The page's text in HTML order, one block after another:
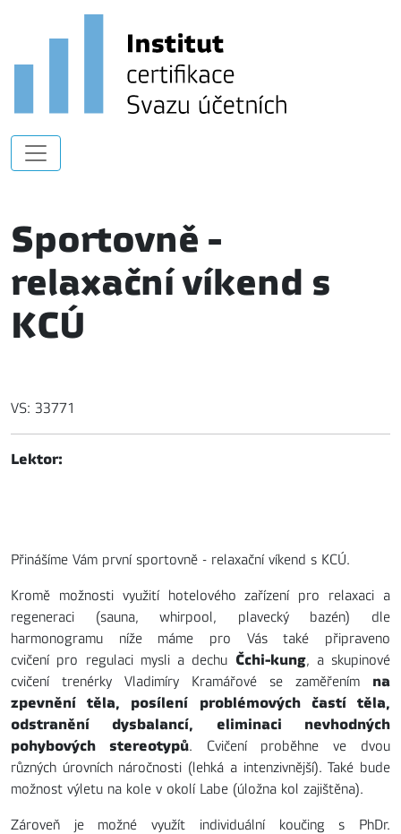
Sportovně -
relaxační víkend s
KCÚ
VS: 33771
Lektor:
Přinášíme Vám první sportovně - relaxační víkend s KCÚ.
Kromě možnosti využití hotelového zařízení pro relaxaci a
regeneraci (sauna, whirpool, plavecký bazén) dle
harmonogramu níže máme pro Vás také připraveno
cvičení pro regulaci mysli a dechu Čchi-kung, a skupinové
cvičení trenérky Vladimíry Kramářové se zaměřením na
zpevnění těla, posílení problémových častí těla,
odstranění dysbalancí, eliminaci nevhodných
pohybových stereotypů. Cvičení proběhne ve dvou
různých úrovních náročnosti (lehká a intenzivnější). Také bude
možnost výletu na kole v okolí Labe (úložna kol zajištěna).
Zároveň je možné využít individuální koučing s PhDr.